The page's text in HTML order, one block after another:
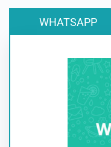
WHATSAPP
WHATSAPP 提供
務，隨時隨地與朋